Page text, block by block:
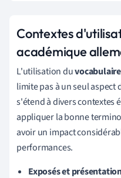
Contextes
académique
L'utilisation du
limite pas à un seul
s'étend à divers contextes
appliquer la bonne
avoir un impact
performances.
Exposés et